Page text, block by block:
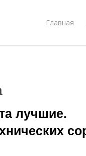
Главная
лучшие.